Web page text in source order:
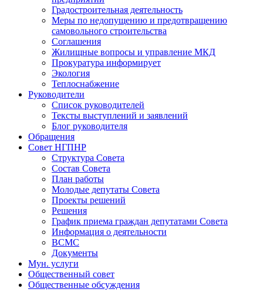
Градостроительная деятельность
Меры по недопущению и предотвращению
самовольного строительства
Соглашения
Жилищные вопросы и управление МКД
Прокуратура информирует
Экология
Теплоснабжение
Руководители
Список руководителей
Тексты выступлений и заявлений
Блог руководителя
Обращения
Совет НГПНР
Структура Совета
Состав Совета
План работы
Молодые депутаты Совета
Проекты решений
Решения
График приема граждан депутатами Совета
Информация о деятельности
ВСМС
Документы
Мун. услуги
Общественный совет
Общественные обсуждения